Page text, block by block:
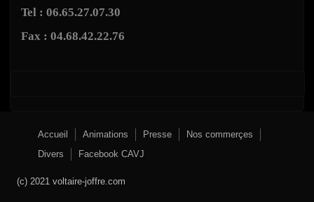
Tel : 06.65.27.07.30
Fax : 04.68.42.22.76
Accueil Animations Presse
Nos commerçes
Divers
Facebook CAVJ
(c) 2021 voltaire-joffre.com